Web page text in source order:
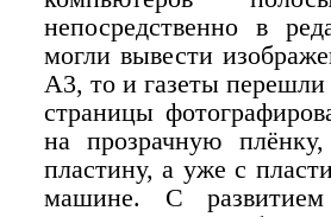
непосредственно в
могли вывести
А3, то и газеты
страницы
на прозрачную
пластину, а уже с
машине. С